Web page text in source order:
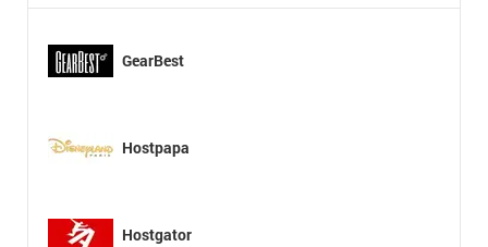
GearBest
Hostpapa
Hostgator